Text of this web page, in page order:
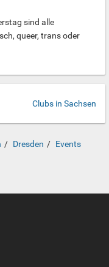
sind alle
queer, trans oder
Clubs in Sachsen
Dresden
Events